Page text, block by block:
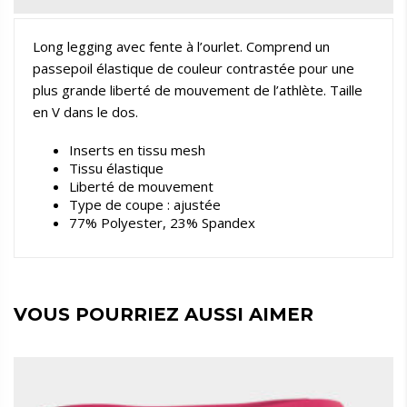
Long legging avec fente à l’ourlet. Comprend un
passepoil élastique de couleur contrastée pour une
plus grande liberté de mouvement de l’athlète. Taille
en V dans le dos.
Inserts en tissu mesh
Tissu élastique
Liberté de mouvement
Type de coupe : ajustée
77% Polyester, 23% Spandex